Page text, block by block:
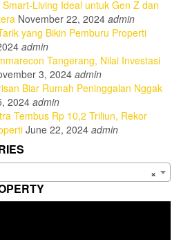
Living Ideal untuk Gen Z dan
November 22, 2024 admin
yang Bikin Pemburu Properti
admin
Tangerang, Nilai Investasi
3, 2024admin
Biar Rumah Peninggalan Nggak
2024admin
Tembus Rp 10,2 Triliun, Rekor
June 22, 2024 admin
×